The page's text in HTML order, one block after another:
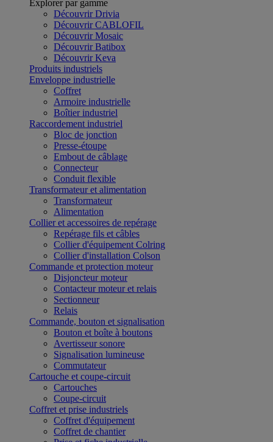
Explorer par gamme
Découvrir Drivia
Découvrir CABLOFIL
Découvrir Mosaic
Découvrir Batibox
Découvrir Keva
Produits industriels
Enveloppe industrielle
Coffret
Armoire industrielle
Boîtier industriel
Raccordement industriel
Bloc de jonction
Presse-étoupe
Embout de câblage
Connecteur
Conduit flexible
Transformateur et alimentation
Transformateur
Alimentation
Collier et accessoires de repérage
Repérage fils et câbles
Collier d'équipement Colring
Collier d'installation Colson
Commande et protection moteur
Disjoncteur moteur
Contacteur moteur et relais
Sectionneur
Relais
Commande, bouton et signalisation
Bouton et boîte à boutons
Avertisseur sonore
Signalisation lumineuse
Commutateur
Cartouche et coupe-circuit
Cartouches
Coupe-circuit
Coffret et prise industriels
Coffret d'équipement
Coffret de chantier